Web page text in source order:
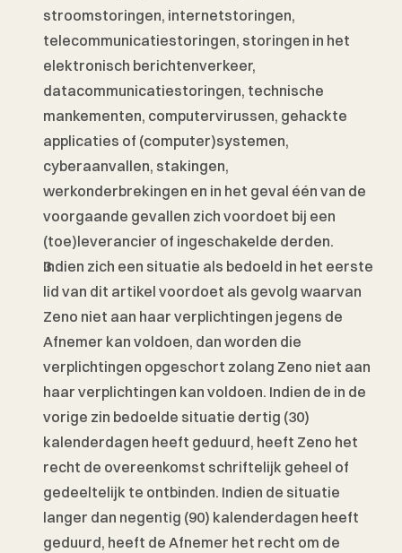
stroomstoringen, internetstoringen,
telecommunicatiestoringen, storingen in het
elektronisch berichtenverkeer,
datacommunicatiestoringen, technische
mankementen, computervirussen, gehackte
applicaties of (computer)systemen,
cyberaanvallen, stakingen,
werkonderbrekingen en in het geval één van de
voorgaande gevallen zich voordoet bij een
(toe)leverancier of ingeschakelde derden.
Indien zich een situatie als bedoeld in het eerste
lid van dit artikel voordoet als gevolg waarvan
Zeno niet aan haar verplichtingen jegens de
Afnemer kan voldoen, dan worden die
verplichtingen opgeschort zolang Zeno niet aan
haar verplichtingen kan voldoen. Indien de in de
vorige zin bedoelde situatie dertig (30)
kalenderdagen heeft geduurd, heeft Zeno het
recht de overeenkomst schriftelijk geheel of
gedeeltelijk te ontbinden. Indien de situatie
langer dan negentig (90) kalenderdagen heeft
geduurd, heeft de Afnemer het recht om de